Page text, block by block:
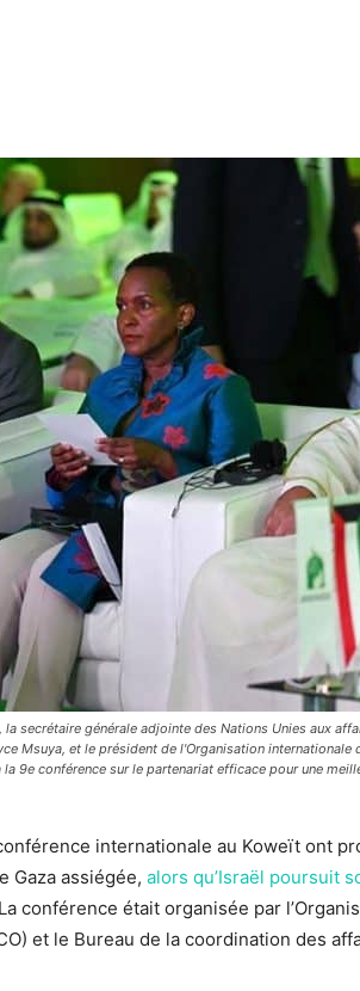
secrétaire générale adjointe des Nations Unies aux
Msuya, et le président de l'Organisation internationale
9e conférence sur le partenariat efficace pour une
internationale au Koweït ont
Gaza assiégée, alors qu’Israël poursuit
conférence était organisée par
et le Bureau de la coordination des